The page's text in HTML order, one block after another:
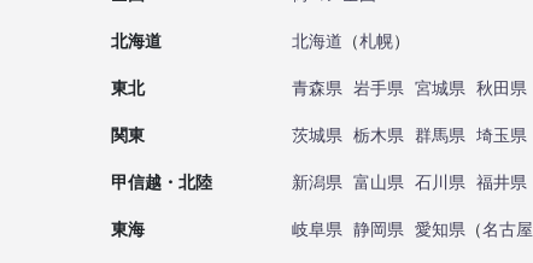
北海道 北海道 （札幌）
東北 青森県 岩手県 宮城県 秋田県
関東 茨城県 栃木県 群馬県 埼玉県
甲信越・北陸 新潟県 富山県 石川県 福井県
東海 岐阜県 静岡県 愛知県 （名古屋